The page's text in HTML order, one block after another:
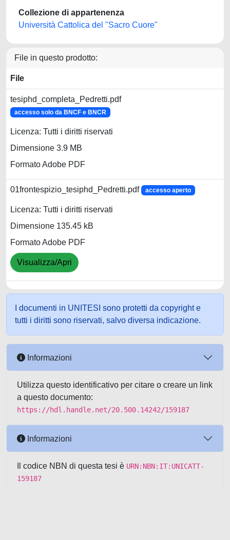
Collezione di appartenenza
Università Cattolica del "Sacro Cuore"
File in questo prodotto:
File
tesiphd_completa_Pedretti.pdf
accesso solo da BNCF e BNCR
Licenza: Tutti i diritti riservati
Dimensione 3.9 MB
Formato Adobe PDF
01frontespizio_tesiphd_Pedretti.pdf accesso aperto
Licenza: Tutti i diritti riservati
Dimensione 135.45 kB
Formato Adobe PDF
Visualizza/Apri
I documenti in UNITESI sono protetti da copyright e
tutti i diritti sono riservati, salvo diversa indicazione.
Informazioni
Utilizza questo identificativo per citare o creare un link
a questo documento:
https://hdl.handle.net/20.500.14242/159187
Informazioni
Il codice NBN di questa tesi è URN:NBN:IT:UNICATT-
159187